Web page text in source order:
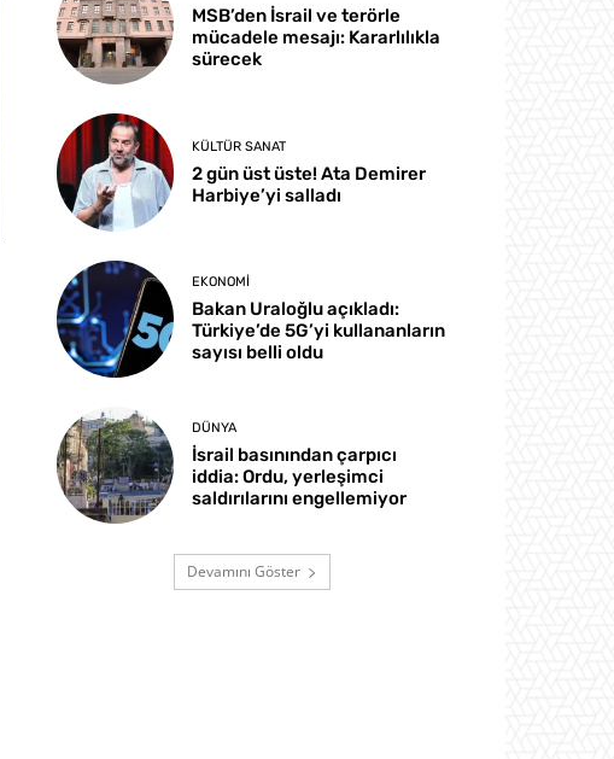
MSB’den İsrail ve terörle
mücadele mesajı: Kararlılıkla
sürecek
KÜLTÜR SANAT
2 gün üst üste! Ata Demirer
Harbiye’yi salladı
EKONOMI
Bakan Uraloğlu açıkladı:
Türkiye’de 5G’yi kullananların
sayısı belli oldu
DÜNYA
İsrail basınından çarpıcı
iddia: Ordu, yerleşimci
saldırılarını engellemiyor
Devamını Göster